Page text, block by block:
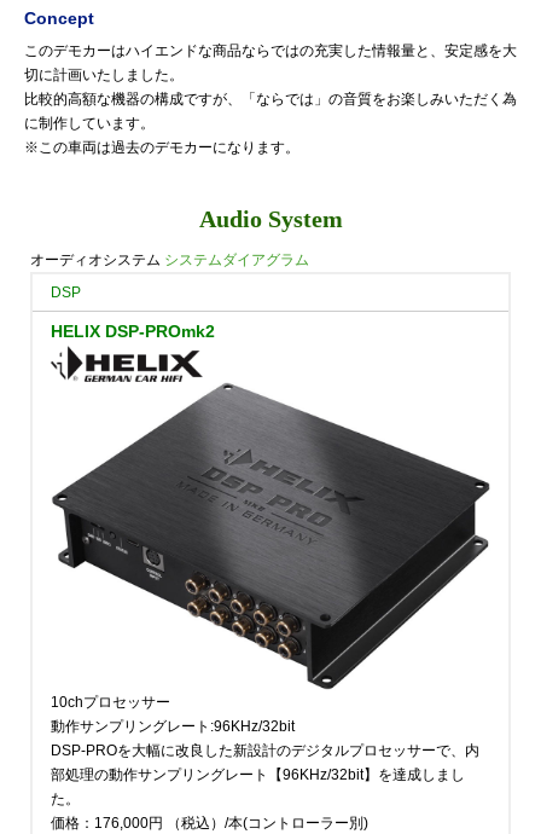
Concept
このデモカーはハイエンドな商品ならではの充実した情報量と、安定感を大
切に計画いたしました。
比較的高額な機器の構成ですが、「ならでは」の音質をお楽しみいただく為
に制作しています。
※この車両は過去のデモカーになります。
Audio System
オーディオシステム システムダイアグラム
DSP
HELIX DSP-PROmk2
10chプロセッサー
動作サンプリングレート:96KHz/32bit
DSP-PROを大幅に改良した新設計のデジタルプロセッサーで、内
部処理の動作サンプリングレート【96KHz/32bit】を達成しまし
た。
価格：176,000円
（税込） /本(コントローラー別)